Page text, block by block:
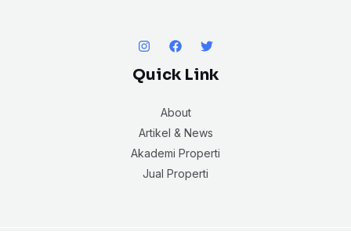
Quick Link
About
Artikel & News
Akademi Properti
Jual Properti